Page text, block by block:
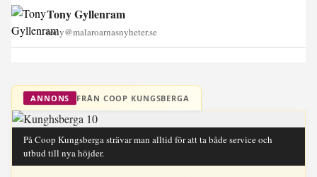
Tony Gyllenram
tony@malaroarnasnyheter.se
ANNONS FRÅN COOP KUNGSBERGA
På Coop Kungsberga strävar man alltid för att ta både service och
utbud till nya höjder.